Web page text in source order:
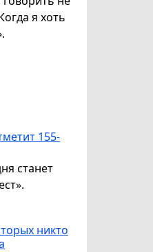
я хоть
155-
станет
никто